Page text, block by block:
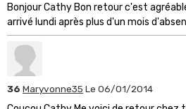
Bonjour Cathy Bon retour c'est
arrivé lundi après plus d'un mois
36 Maryvonne35 Le 06/01/2014